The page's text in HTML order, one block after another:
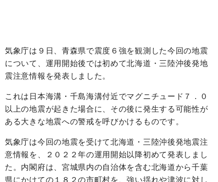
気象庁は９日、青森県で震度６強を観測した今回の地震
について、運用開始後では初めて北海道・三陸沖後発地
震注意情報を発表しました。
これは日本海溝・千島海溝付近でマグニチュード７．０
以上の地震が起きた場合に、その後に発生する可能性が
ある大きな地震への警戒を呼びかけるものです。
気象庁は今回の地震を受けて北海道・三陸沖後発地震注
意情報を、２０２２年の運用開始以降初めて発表しまし
た。内閣府は、宮城県内の自治体を含む北海道から千葉
県にかけての１８２の市町村を、強い揺れや津波に対し